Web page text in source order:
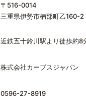
〒516-0014
三重県伊勢市楠部町乙160-2
近鉄五十鈴川駅より徒歩約8
株式会社カーブスジャパン
0596-27-8919